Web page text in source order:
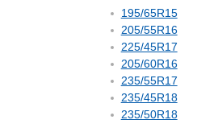
195/65R15
205/55R16
225/45R17
205/60R16
235/55R17
235/45R18
235/50R18